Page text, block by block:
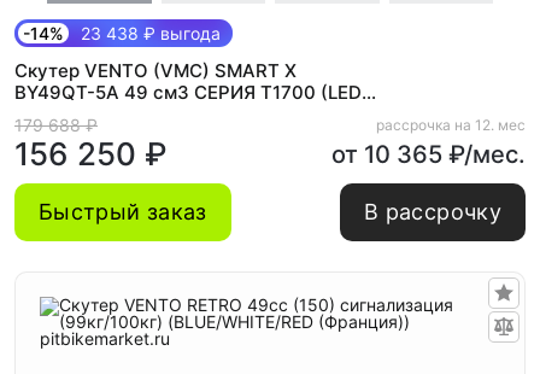
-14% 23 438 ₽ выгода
Скутер VENTO (VMC) SMART X
BY49QT-5A 49 см3 СЕРИЯ T1700 (LED
панель, CBS, USB, сигнализация) GREY
179 688 ₽
156 250 ₽
рассрочка на 12. мес
от 10 365 ₽/мес.
Быстрый заказ В рассрочку